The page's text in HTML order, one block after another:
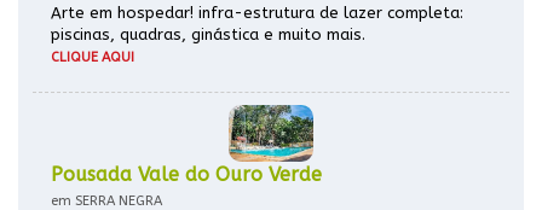
Arte em hospedar! infra-estrutura de lazer completa:
piscinas, quadras, ginástica e muito mais.
CLIQUE AQUI
Pousada Vale do Ouro Verde
em SERRA NEGRA